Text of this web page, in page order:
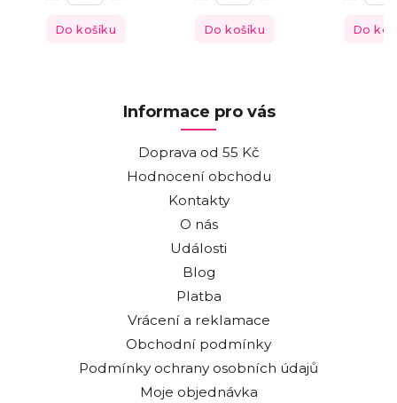
Do košíku Do košíku Do
Informace pro vás
Doprava od 55 Kč
Hodnocení obchodu
Kontakty
O nás
Události
Blog
Platba
Vrácení a reklamace
Obchodní podmínky
Podmínky ochrany osobních údajů
Moje objednávka